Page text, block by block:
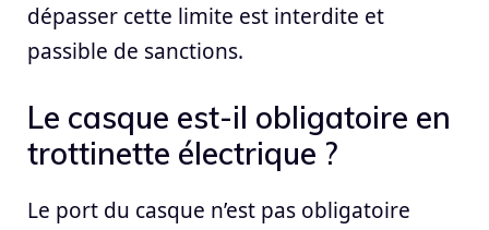
dépasser cette limite est interdite et
passible de sanctions.
Le casque est-il obligatoire en
trottinette électrique ?
Le port du casque n’est pas obligatoire